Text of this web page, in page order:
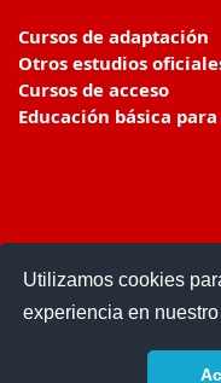
Utilizamos cookies
experiencia en
Cursos de adaptación
Otros estudios
Cursos de acceso
Educación básica